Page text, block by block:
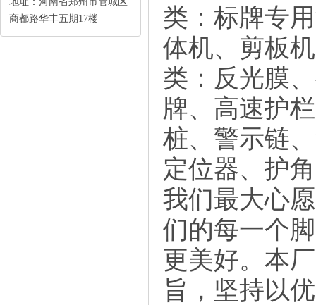
商都路华丰五期17楼
类：标牌专
体机、剪板
类：反光膜
牌、高速护
桩、警示链
定位器、护
我们最大心
们的每一个
更美好。本
旨，坚持以